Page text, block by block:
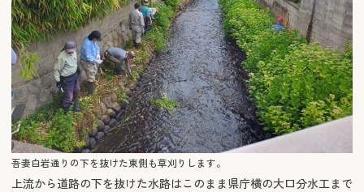
吾妻白岩通りの下を抜けた東側も草刈りします。
上流から道路の下を抜けた水路はこのまま県庁横の大口分水工まで